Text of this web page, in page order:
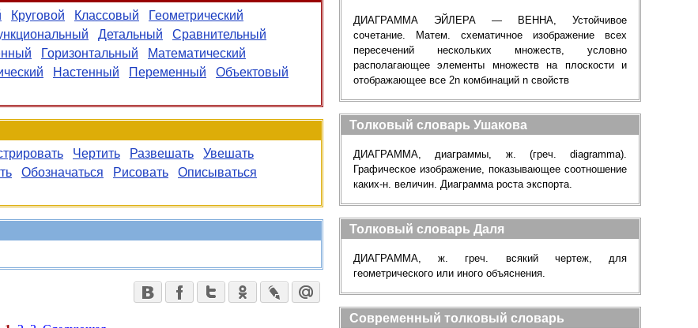
Круговой Классовый
Геометрический
Детальный
Сравнительный
Горизонтальный
Математический
Настенный Переменный
Объектовый
Чертить Развешать
Увешать
Обозначаться Рисовать
Описываться
ДИАГРАММА ЭЙЛЕРА — ВЕННА, Устойчивое
сочетание. Матем. схематичное изображение всех
пересечений нескольких множеств, условно
располагающее элементы множеств на плоскости и
отображающее все 2n комбинаций n свойств
Толковый словарь Ушакова
ДИАГРАММА, диаграммы, ж. (греч. diagramma).
Графическое изображение, показывающее соотношение
каких-н. величин. Диаграмма роста экспорта.
Толковый словарь Даля
ДИАГРАММА, ж. греч. всякий чертеж, для
геометрического или иного объяснения.
Современный толковый словарь